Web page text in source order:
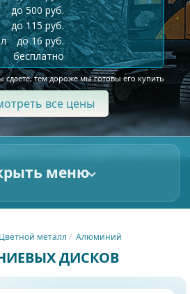
до 500 руб.
до 115 руб.
до 16 руб.
бесплатно
тем дороже мы готовы его купить
все цены
меню
Цветной металл Алюминий
ДИСКОВ